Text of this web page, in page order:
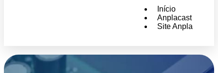
Início
Anplacast
Site Anpla